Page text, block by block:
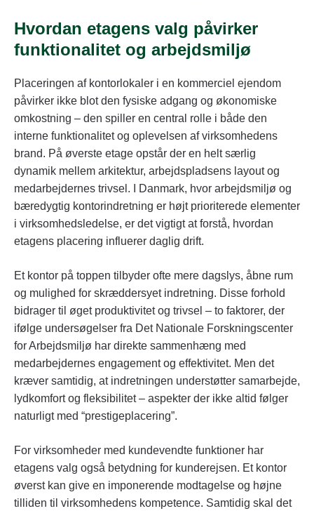
Hvordan etagens valg påvirker
funktionalitet og arbejdsmiljø
Placeringen af kontorlokaler i en kommerciel ejendom
påvirker ikke blot den fysiske adgang og økonomiske
omkostning – den spiller en central rolle i både den
interne funktionalitet og oplevelsen af virksomhedens
brand. På øverste etage opstår der en helt særlig
dynamik mellem arkitektur, arbejdspladsens layout og
medarbejdernes trivsel. I Danmark, hvor arbejdsmiljø og
bæredygtig kontorindretning er højt prioriterede elementer
i virksomhedsledelse, er det vigtigt at forstå, hvordan
etagens placering influerer daglig drift.
Et kontor på toppen tilbyder ofte mere dagslys, åbne rum
og mulighed for skræddersyet indretning. Disse forhold
bidrager til øget produktivitet og trivsel – to faktorer, der
ifølge undersøgelser fra Det Nationale Forskningscenter
for Arbejdsmiljø har direkte sammenhæng med
medarbejdernes engagement og effektivitet. Men det
kræver samtidig, at indretningen understøtter samarbejde,
lydkomfort og fleksibilitet – aspekter der ikke altid følger
naturligt med “prestigeplacering”.
For virksomheder med kundevendte funktioner har
etagens valg også betydning for kunderejsen. Et kontor
øverst kan give en imponerende modtagelse og højne
tilliden til virksomhedens kompetence. Samtidig skal det